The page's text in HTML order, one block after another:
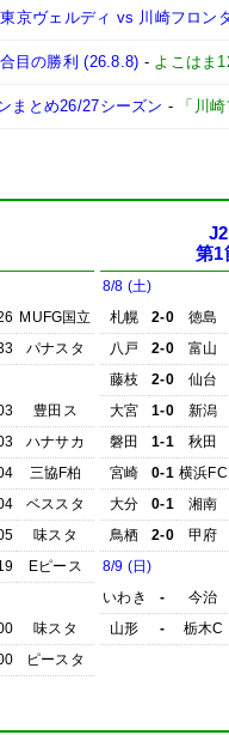
京ヴェルディ vs 川崎フロン
目の勝利 (26.8.8) - よこはま
まとめ26/27シーズン - 「川
MUFG国立
パナスタ
豊田ス
ハナサカ
三協F柏
ベススタ
味スタ
Eピース
味スタ
ピースタ
J2
第1
8/8 (土)
札幌
2-0
徳島
八戸
2-0
富山
藤枝
2-0
仙台
大宮
1-0
新潟
磐田
1-1
秋田
宮崎
0-1 横浜FC
大分
0-1
湘南
鳥栖
2-0
甲府
8/9 (日)
いわき
-
今治
山形
- 栃木C